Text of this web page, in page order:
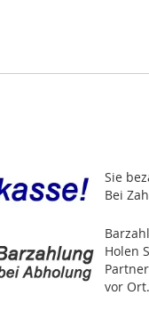
Sie
Bei
Holen
vor Ort.